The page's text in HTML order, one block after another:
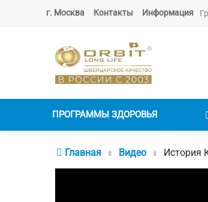
г. Москва Контакты Информация
ПРОГРАММЫ ЗДОРОВЬЯ
Главная Видео История